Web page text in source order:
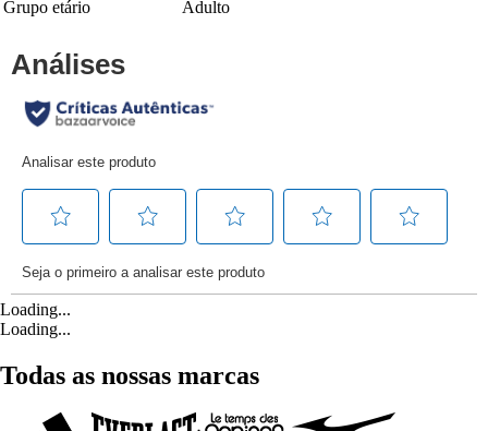
Grupo etário Adulto
Loading...
Loading...
Todas as nossas marcas